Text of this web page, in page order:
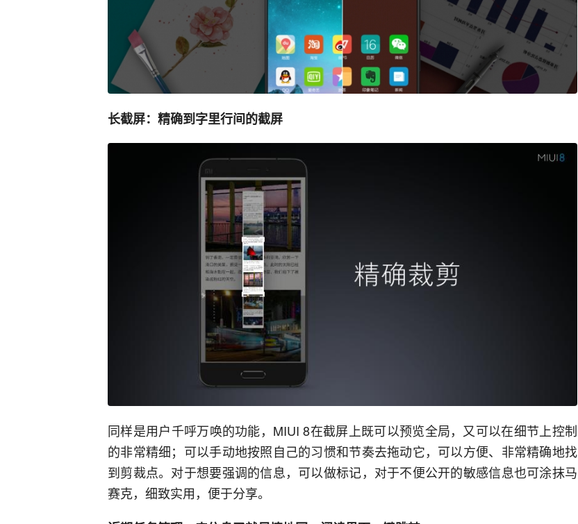
长截屏：精确到字里行间的截屏
同样是用户千呼万唤的功能，MIUI 8在截屏上既可以预览全局，又可以在细节上控制
的非常精细；可以手动地按照自己的习惯和节奏去拖动它，可以方便、非常精确地找
到剪裁点。对于想要强调的信息，可以做标记，对于不便公开的敏感信息也可涂抹马
赛克，细致实用，便于分享。